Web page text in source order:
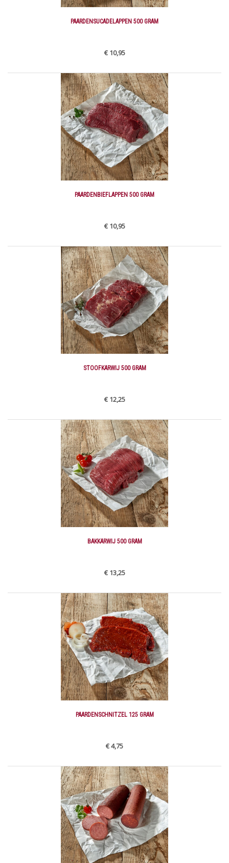
PAARDENSUCADELAPPEN 500 GRAM
€ 10,95
PAARDENBIEFLAPPEN 500 GRAM
€ 10,95
STOOFKARWIJ 500 GRAM
€ 12,25
BAKKARWIJ 500 GRAM
€ 13,25
PAARDENSCHNITZEL 125 GRAM
€ 4,75